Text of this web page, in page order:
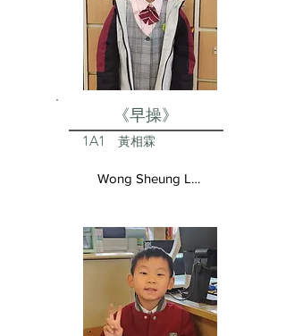
《早操》
1A1 黃相霖
Wong Sheung Lam